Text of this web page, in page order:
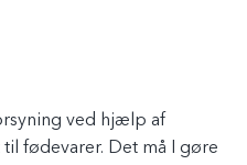
ved hjælp af
fødevarer. Det må I gøre